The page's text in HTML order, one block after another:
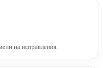
на исправления.